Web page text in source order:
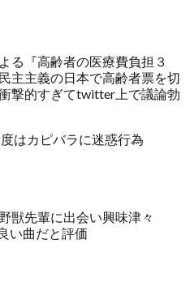
る『高齢者の医療費負担３
主主義の日本で高齢者票を切
撃的すぎてtwitter上で議論勃
はカピバラに迷惑行為
獣先輩に出会い興味津々
い曲だと評価